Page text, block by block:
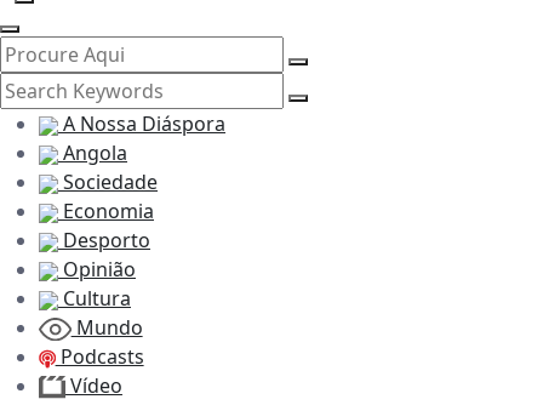
A Nossa Diáspora
Angola
Sociedade
Economia
Desporto
Opinião
Cultura
Mundo
Podcasts
Vídeo